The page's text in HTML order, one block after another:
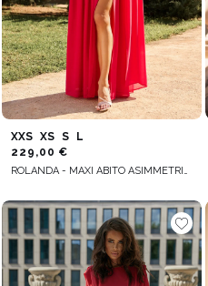
XXS XS S
L
229,00 €
ROLANDA - MAXI ABITO ASIMMETRICO CON MANICHE STACCABILI E FIORE